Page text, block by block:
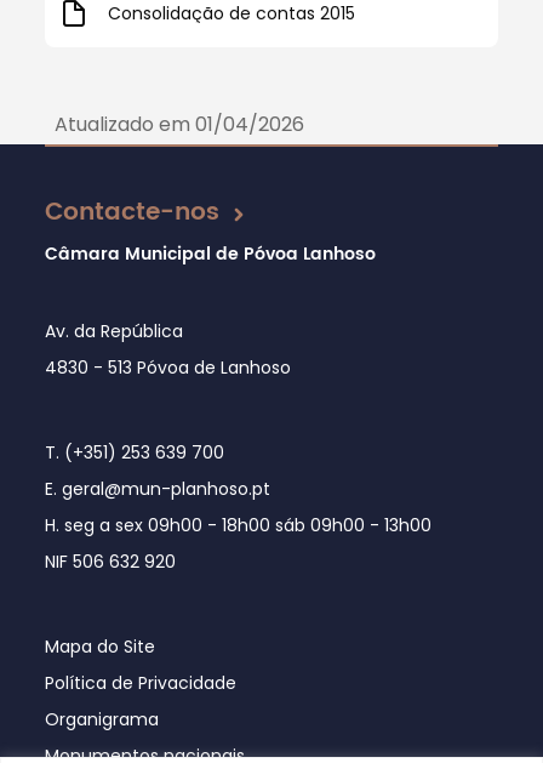
Consolidação de contas 2015
Atualizado em 01/04/2026
Contacte-nos
Câmara Municipal de Póvoa Lanhoso
Av. da República
4830 - 513 Póvoa de Lanhoso
T. (+351) 253 639 700
E. geral@mun-planhoso.pt
H. seg a sex 09h00 - 18h00 sáb 09h00 - 13h00
NIF 506 632 920
Mapa do Site
Política de Privacidade
Organigrama
Monumentos nacionais